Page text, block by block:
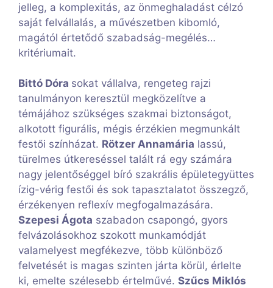
jelleg, a komplexitás, az önmeghaladást célzó
saját felvállalás, a művészetben kibomló,
magától értetődő szabadság-megélés…
kritériumait.
Bittó Dóra sokat vállalva, rengeteg rajzi
tanulmányon keresztül megközelítve a
témájához szükséges szakmai biztonságot,
alkotott figurális, mégis érzékien megmunkált
festői színházat. Rötzer Annamária lassú,
türelmes útkereséssel talált rá egy számára
nagy jelentőséggel bíró szakrális épületegyüttes
ízig-vérig festői és sok tapasztalatot összegző,
érzékenyen reflexív megfogalmazására.
Szepesi Ágota szabadon csapongó, gyors
felvázolásokhoz szokott munkamódját
valamelyest megfékezve, több különböző
felvetését is magas szinten járta körül, érlelte
ki, emelte szélesebb értelművé. Szűcs Miklós